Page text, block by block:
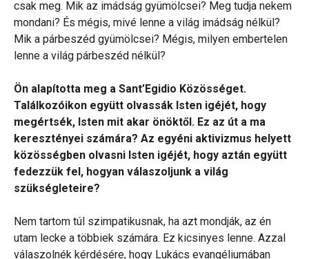
csak meg. Mik az imádság gyümölcsei? Meg tudja nekem
mondani? És mégis, mivé lenne a világ imádság nélkül?
Mik a párbeszéd gyümölcsei? Mégis, milyen embertelen
lenne a világ párbeszéd nélkül?
Ön alapította meg a Sant’Egidio Közösséget.
Találkozóikon együtt olvassák Isten igéjét, hogy
megértsék, Isten mit akar önöktől. Ez az út a ma
keresztényei számára? Az egyéni aktivizmus helyett
közösségben olvasni Isten igéjét, hogy aztán együtt
fedezzük fel, hogyan válaszoljunk a világ
szükségleteire?
Nem tartom túl szimpatikusnak, ha azt mondják, az én
utam lecke a többiek számára. Ez kicsinyes lenne. Azzal
válaszolnék kérdésére, hogy Lukács evangéliumában